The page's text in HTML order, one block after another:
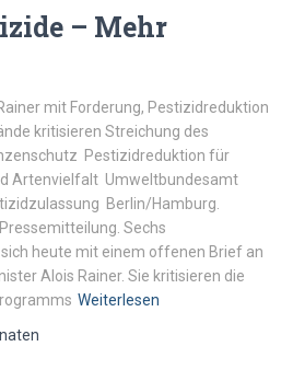
– Mehr
mit Forderung, Pestizidreduktion
kritisieren Streichung des
Pestizidreduktion für
Artenvielfalt Umweltbundesamt
Berlin/Hamburg.
Sechs
heute mit einem offenen Brief an
Alois Rainer. Sie kritisieren die
Weiterlesen